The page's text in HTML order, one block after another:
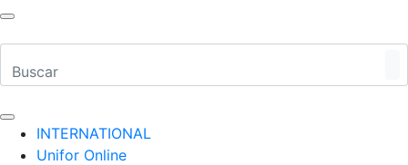
INTERNATIONAL
Unifor Online